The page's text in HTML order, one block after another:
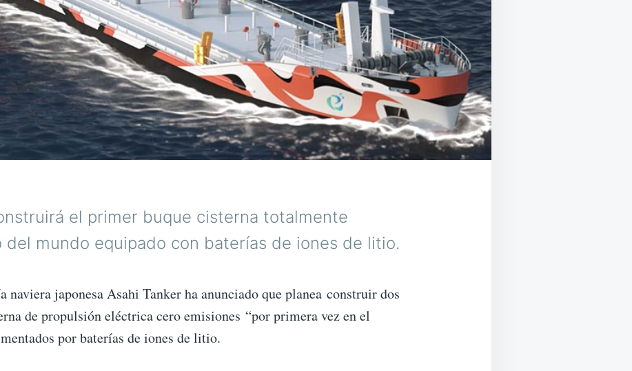
el primer buque cisterna totalmente
del mundo equipado con baterías de iones de litio.
naviera japonesa Asahi Tanker ha anunciado que planea construir dos
de propulsión eléctrica cero emisiones “por primera vez en el
por baterías de iones de litio.